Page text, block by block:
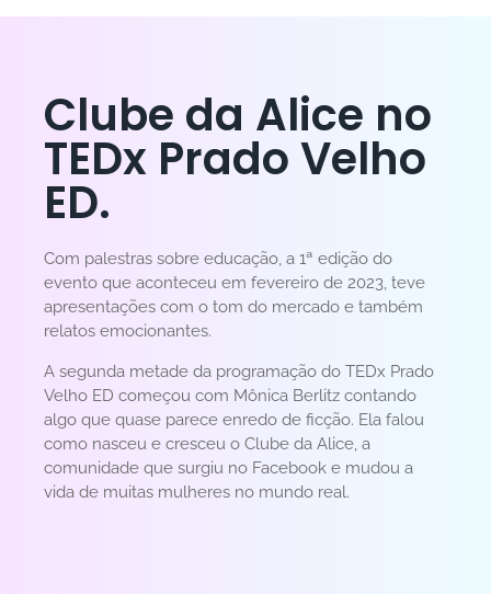
Clube da Alice no
TEDx Prado Velho
ED.
Com palestras sobre educação, a 1ª edição do
evento que aconteceu em fevereiro de 2023, teve
apresentações com o tom do mercado e também
relatos emocionantes.
A segunda metade da programação do TEDx Prado
Velho ED começou com Mônica Berlitz contando
algo que quase parece enredo de ficção. Ela falou
como nasceu e cresceu o Clube da Alice, a
comunidade que surgiu no Facebook e mudou a
vida de muitas mulheres no mundo real.